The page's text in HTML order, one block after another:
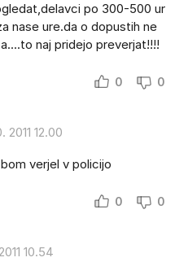
po 300-500 ur
nase ure.da o dopustih ne
naj pridejo preverjat!!!!
0 0
2011 12.00
verjel v policijo
0 0
10.54